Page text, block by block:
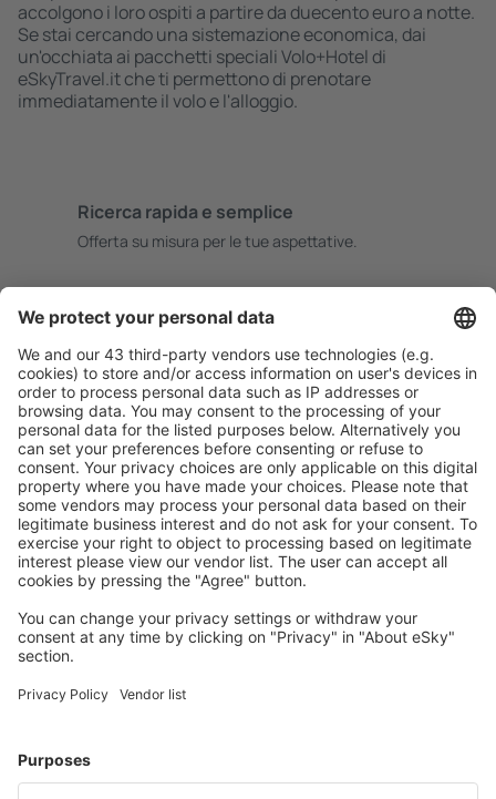
accolgono i loro ospiti a partire da duecento euro a notte.
Se stai cercando una sistemazione economica, dai
un'occhiata ai pacchetti speciali Volo+Hotel di
eSkyTravel.it che ti permettono di prenotare
immediatamente il volo e l'alloggio.
Ricerca rapida e semplice
Offerta su misura per le tue aspettative.
Pianifica in sicurezza
cancellazione gratuita.
Risparmia di più
Prezzi attraenti e offerte speciali per gli utenti registrati.
L’alloggio che ti piace
Scegli tra oltre 1,3 milioni di strutture: hotel, lodge,
appartamenti e altri.
Gli hotel più ricercati dagli utenti eSky
Hotel negli Stati Uniti d'America - Città popolari
Hotel in Panama City Beach Hotel in Sevierville